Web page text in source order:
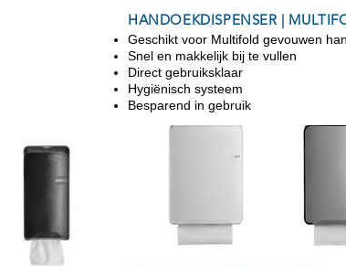
HANDOEKDISPENSER |
Geschikt voor Multifold gevouwen
Snel en makkelijk bij te vullen
Direct gebruiksklaar
Hygiënisch systeem
Besparend in gebruik